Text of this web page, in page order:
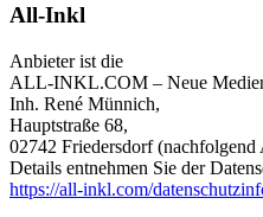
All-Inkl
Anbieter ist die
ALL-INKL.COM – Neue
Inh. René Münnich,
Hauptstraße 68,
02742 Friedersdorf
Details entnehmen Sie der
https://all-inkl.com/